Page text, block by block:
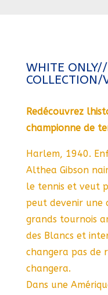
WHITE
COLLECTION/
Redécouvrez
championne de
Harlem, 1940.
Althea Gibson
le tennis et veut
peut devenir une
grands tournois
des Blancs et
changera pas de
changera.
Dans une